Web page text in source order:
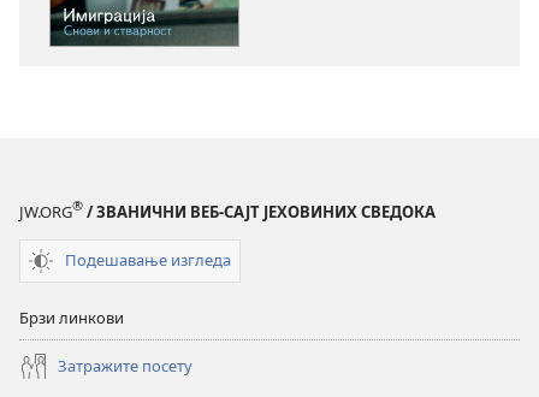
стварност
JW.ORG® / ЗВАНИЧНИ ВЕБ-САЈТ ЈЕХОВИНИХ СВЕДОКА
Подешавање изгледа
Брзи линкови
Затражите посету